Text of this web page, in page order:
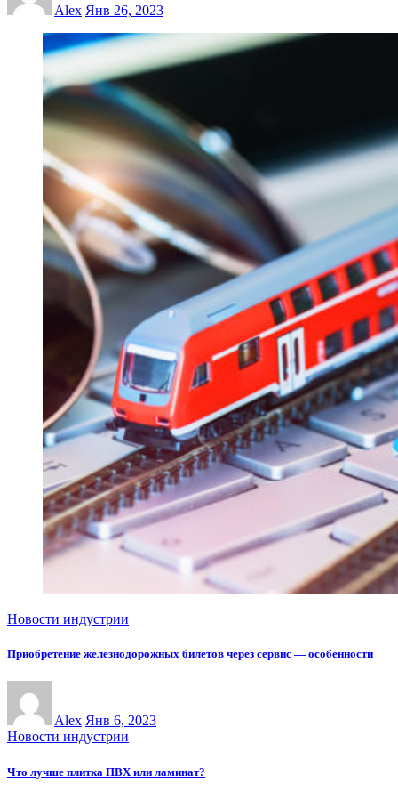
Alex Янв 26, 2023
Новости индустрии
Приобретение железнодорожных билетов через сервис — особенности
Alex Янв 6, 2023
Новости индустрии
Что лучше плитка ПВХ или ламинат?